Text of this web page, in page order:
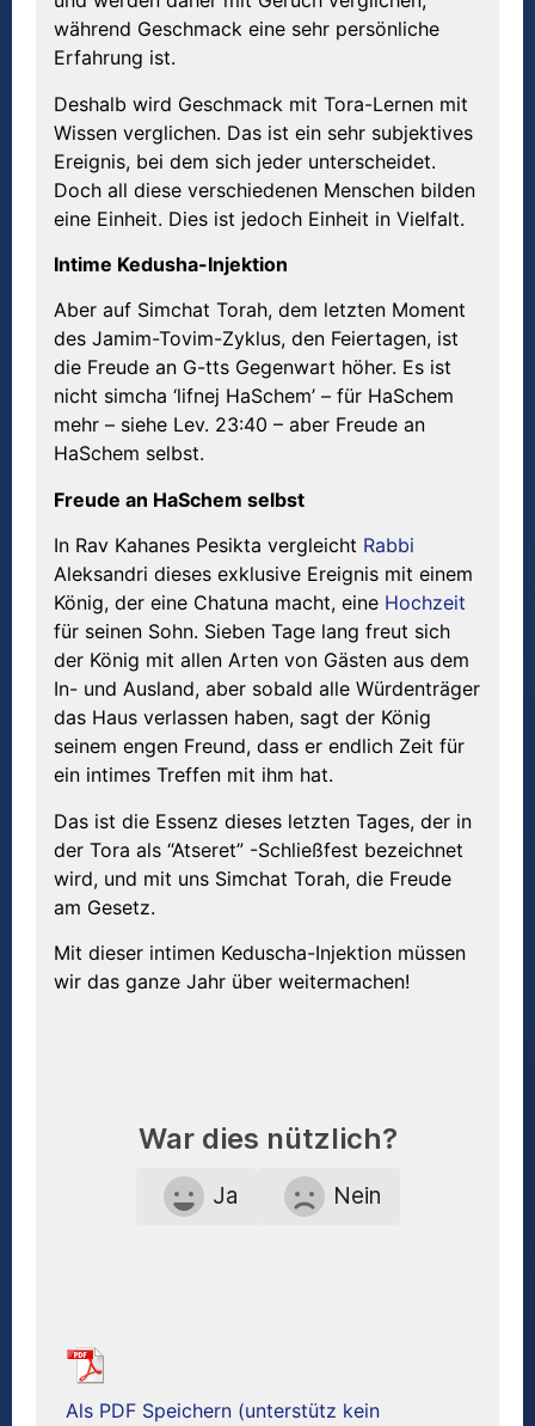
während Geschmack eine sehr persönliche
Erfahrung ist.
Deshalb wird Geschmack mit Tora-Lernen mit
Wissen verglichen. Das ist ein sehr subjektives
Ereignis, bei dem sich jeder unterscheidet.
Doch all diese verschiedenen Menschen bilden
eine Einheit. Dies ist jedoch Einheit in Vielfalt.
Intime Kedusha-Injektion
Aber auf Simchat Torah, dem letzten Moment
des Jamim-Tovim-Zyklus, den Feiertagen, ist
die Freude an G-tts Gegenwart höher. Es ist
nicht simcha ‘lifnej HaSchem’ – für HaSchem
mehr – siehe Lev. 23:40 – aber Freude an
HaSchem selbst.
Freude an HaSchem selbst
In Rav Kahanes Pesikta vergleicht Rabbi
Aleksandri dieses exklusive Ereignis mit einem
König, der eine Chatuna macht, eine Hochzeit
für seinen Sohn. Sieben Tage lang freut sich
der König mit allen Arten von Gästen aus dem
In- und Ausland, aber sobald alle Würdenträger
das Haus verlassen haben, sagt der König
seinem engen Freund, dass er endlich Zeit für
ein intimes Treffen mit ihm hat.
Das ist die Essenz dieses letzten Tages, der in
der Tora als “Atseret” -Schließfest bezeichnet
wird, und mit uns Simchat Torah, die Freude
am Gesetz.
Mit dieser intimen Keduscha-Injektion müssen
wir das ganze Jahr über weitermachen!
War dies nützlich?
Ja Nein
Als PDF Speichern (unterstütz kein